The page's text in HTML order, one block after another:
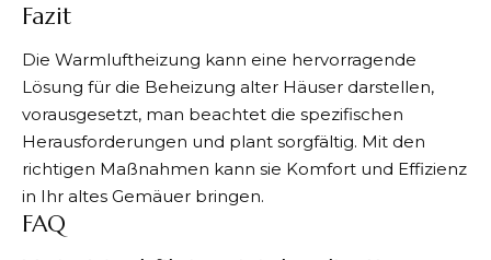
Fazit
Die Warmluftheizung kann eine hervorragende
Lösung für die Beheizung alter Häuser darstellen,
vorausgesetzt, man beachtet die spezifischen
Herausforderungen und plant sorgfältig. Mit den
richtigen Maßnahmen kann sie Komfort und Effizienz
in Ihr altes Gemäuer bringen.
FAQ